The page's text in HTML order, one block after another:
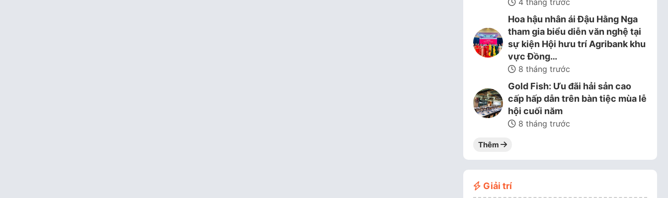
4 tháng trước
Hoa hậu nhân ái Đậu Hằng Nga
tham gia biểu diễn văn nghệ tại
sự kiện Hội hưu trí Agribank khu
vực Đồng…
8 tháng trước
Gold Fish: Ưu đãi hải sản cao
cấp hấp dẫn trên bàn tiệc mùa lễ
hội cuối năm
8 tháng trước
Thêm
Giải trí